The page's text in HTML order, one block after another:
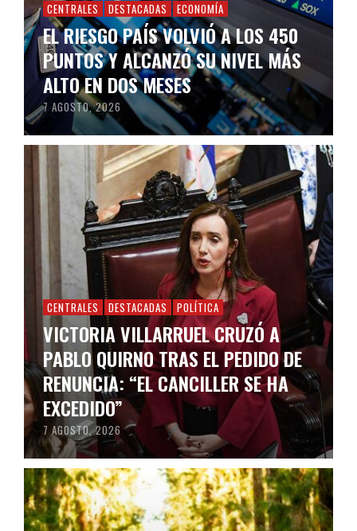
CENTRALES DESTACADAS ECONOMÍA
EL RIESGO PAÍS VOLVIÓ A LOS 450
PUNTOS Y ALCANZÓ SU NIVEL MÁS
ALTO EN DOS MESES
7 AGOSTO, 2026
CENTRALES DESTACADAS POLÍTICA
VICTORIA VILLARRUEL CRUZÓ A
PABLO QUIRNO TRAS EL PEDIDO DE
RENUNCIA: “EL CANCILLER SE HA
EXCEDIDO”
7 AGOSTO, 2026